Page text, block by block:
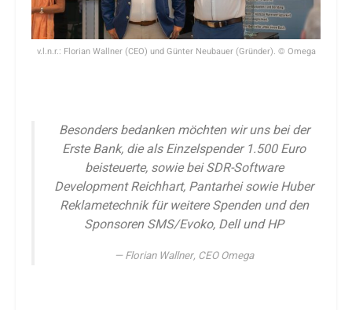
v.l.n.r.: Florian Wallner (CEO) und Günter Neubauer (Gründer). © Omega
Besonders bedanken möchten wir uns bei der
Erste Bank, die als Einzelspender 1.500 Euro
beisteuerte, sowie bei SDR-Software
Development Reichhart, Pantarhei sowie Huber
Reklametechnik für weitere Spenden und den
Sponsoren SMS/Evoko, Dell und HP
Florian Wallner, CEO Omega